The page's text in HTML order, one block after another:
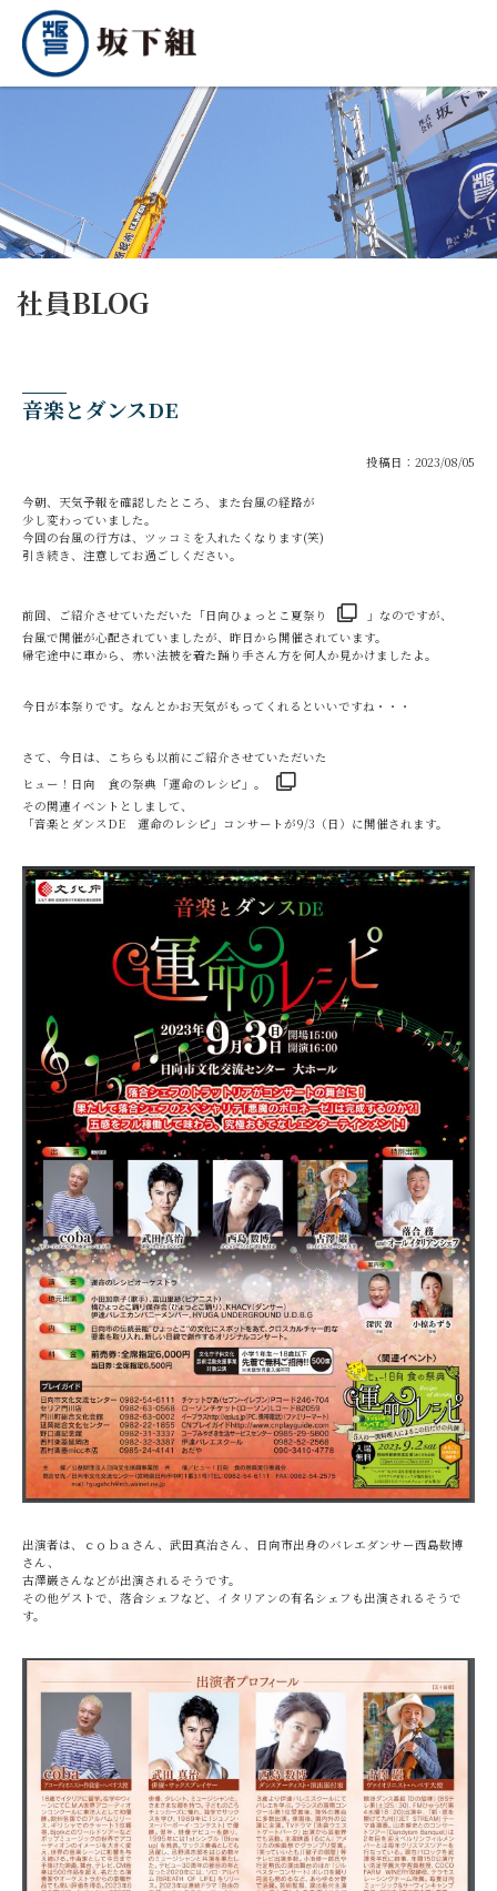
社員BLOG
音楽とダンスDE
投稿日：2023/08/05
今朝、天気予報を確認したところ、また台風の経路が
少し変わっていました。
今回の台風の行方は、ツッコミを入れたくなります(笑)
引き続き、注意してお過ごしください。
前回、ご紹介させていただいた「日向ひょっとこ夏祭り
」なのですが、
台風で開催が心配されていましたが、昨日から開催されています。
帰宅途中に車から、赤い法被を着た踊り手さん方を何人か見かけましたよ。
今日が本祭りです。なんとかお天気がもってくれるといいですね・・・
さて、今日は、こちらも以前にご紹介させていただいた
ヒュー！日向 食の祭典「運命のレシピ」。
その関連イベントとしまして、
「音楽とダンスDE 運命のレシピ」コンサートが9/3（日）に開催されます。
出演者は、ｃｏｂａさん、武田真治さん、日向市出身のバレエダンサー西島数博
さん、
古澤巌さんなどが出演されるそうです。
その他ゲストで、落合シェフなど、イタリアンの有名シェフも出演されるそうで
す。